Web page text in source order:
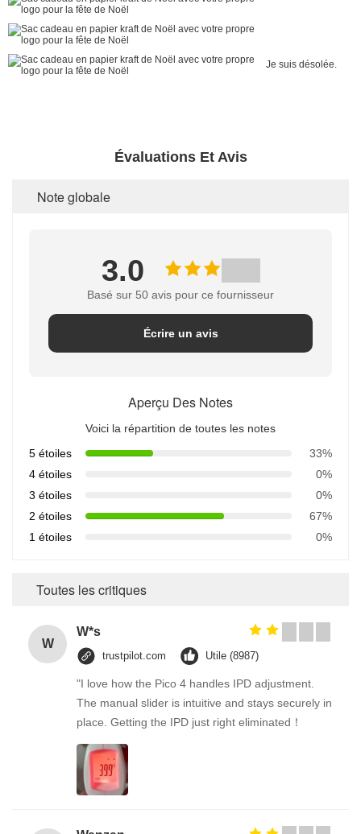
Je suis désolée.
Évaluations Et Avis
Note globale
3.0
Basé sur 50 avis pour ce fournisseur
Écrire un avis
Aperçu Des Notes
Voici la répartition de toutes les notes
5 étoiles
33%
4 étoiles
0%
3 étoiles
0%
2 étoiles
67%
1 étoiles
0%
Toutes les critiques
W
W*s
trustpilot.com Utile (8987)
"I love how the Pico 4 handles IPD adjustment.
The manual slider is intuitive and stays securely in
place. Getting the IPD just right eliminated！